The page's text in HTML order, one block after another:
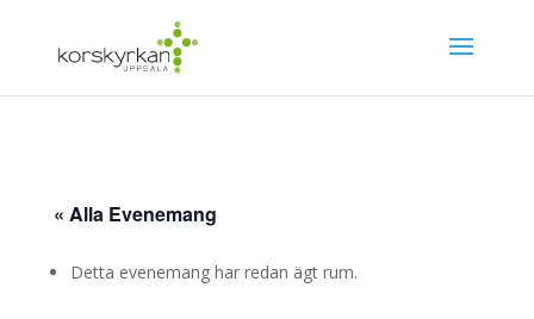
« Alla Evenemang
Detta evenemang har redan ägt rum.